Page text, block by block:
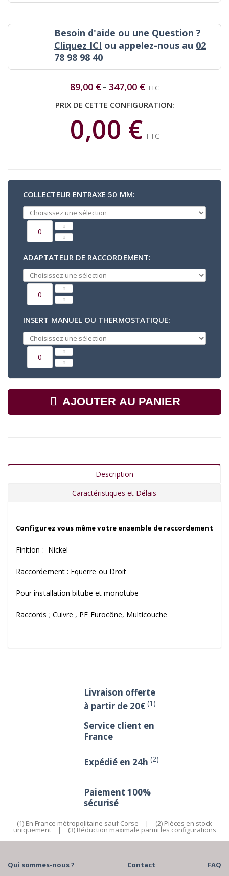
Besoin d'aide ou une Question ?
Cliquez ICI ou appelez-nous au 02
78 98 98 40
89,00 € 347,00 € TTC
PRIX DE CETTE CONFIGURATION:
0,00 € TTC
COLLECTEUR ENTRAXE 50 MM:
ADAPTATEUR DE RACCORDEMENT:
INSERT MANUEL OU THERMOSTATIQUE:
AJOUTER AU PANIER
Description
Caractéristiques et Délais
Configurez vous même votre ensemble de raccordement
Finition : Nickel
Raccordement : Equerre ou Droit
Pour installation bitube et monotube
Raccords ; Cuivre , PE Eurocône, Multicouche
Livraison offerte
à partir de 20€ (1)
Service client en
France
Expédié en 24h (2)
Paiement 100%
sécurisé
(1) En France métropolitaine sauf Corse | (2) Pièces en stock
uniquement | (3) Réduction maximale parmi les configurations
Qui sommes-nous ? Contact FAQ